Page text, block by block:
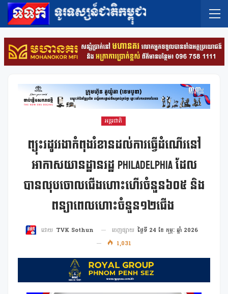
អន្តរជាតិ
ព្យុះរដូវរងាកំពុងរំខានដល់ការធ្វើដំណើរនៅ
អាកាសយានដ្ឋានរដ្ឋ Philadelphia ដែល
បានលុបចោលជើងហោះហើរចំនួន៦០៥ និង
ពន្យាពេលហោះចំនួន១២ជើង
ដោយ TVK Sothun ចេញផ្សាយ ថ្ងៃទី 24 ខែ កុម្ភៈ ឆ្នាំ 2026
1,031